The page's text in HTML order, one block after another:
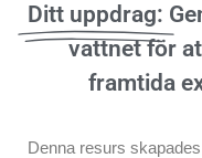
Ditt uppdrag:
vattnet för
framtida
Denna resurs